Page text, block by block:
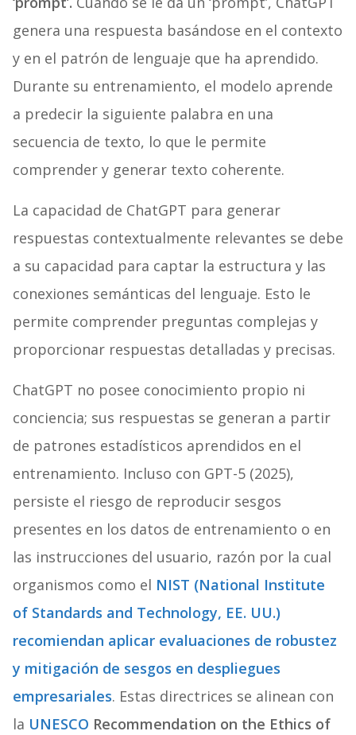
genera una respuesta basándose en el contexto
y en el patrón de lenguaje que ha aprendido.
Durante su entrenamiento, el modelo aprende
a predecir la siguiente palabra en una
secuencia de texto, lo que le permite
comprender y generar texto coherente.
La capacidad de ChatGPT para generar
respuestas contextualmente relevantes se debe
a su capacidad para captar la estructura y las
conexiones semánticas del lenguaje. Esto le
permite comprender preguntas complejas y
proporcionar respuestas detalladas y precisas.
ChatGPT no posee conocimiento propio ni
conciencia; sus respuestas se generan a partir
de patrones estadísticos aprendidos en el
entrenamiento. Incluso con GPT-5 (2025),
persiste el riesgo de reproducir sesgos
presentes en los datos de entrenamiento o en
las instrucciones del usuario, razón por la cual
organismos como el NIST (National Institute
of Standards and Technology, EE. UU.)
recomiendan aplicar evaluaciones de robustez
y mitigación de sesgos en despliegues
empresariales. Estas directrices se alinean con
la UNESCO Recommendation on the Ethics of